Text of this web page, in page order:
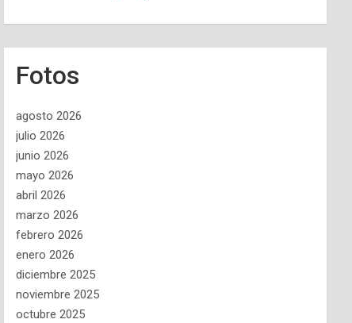
Fotos
agosto 2026
julio 2026
junio 2026
mayo 2026
abril 2026
marzo 2026
febrero 2026
enero 2026
diciembre 2025
noviembre 2025
octubre 2025